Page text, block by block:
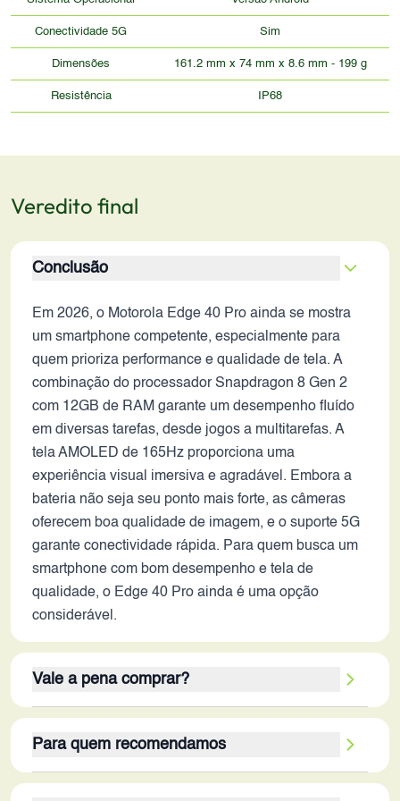
Conectividade 5G Sim
Dimensões 161.2 mm x 74 mm x 8.6 mm - 199 g
Resistência IP68
Veredito final
Conclusão
Em 2026, o Motorola Edge 40 Pro ainda se mostra
um smartphone competente, especialmente para
quem prioriza performance e qualidade de tela. A
combinação do processador Snapdragon 8 Gen 2
com 12GB de RAM garante um desempenho fluído
em diversas tarefas, desde jogos a multitarefas. A
tela AMOLED de 165Hz proporciona uma
experiência visual imersiva e agradável. Embora a
bateria não seja seu ponto mais forte, as câmeras
oferecem boa qualidade de imagem, e o suporte 5G
garante conectividade rápida. Para quem busca um
smartphone com bom desempenho e tela de
qualidade, o Edge 40 Pro ainda é uma opção
considerável.
Vale a pena comprar?
um público específico. Seus pontos fortes residem
na performance, graças ao processador
Para quem recomendamos